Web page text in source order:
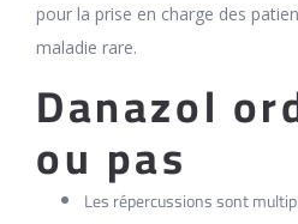
pour la prise en charge des
maladie rare.
Danazol
ou pas
Les répercussions sont